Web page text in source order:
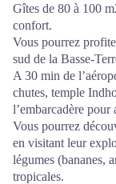
Gîtes de 80 à 100
confort.
Vous pourrez
sud de la Basse-
A 30 min de
chutes, temple
l’embarcadère pour
Vous pourrez
en visitant leur
légumes (bananes,
tropicales.